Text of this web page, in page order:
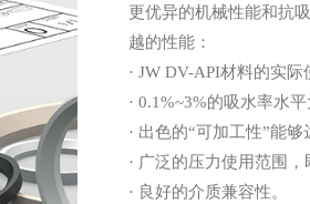
更优异的机械性能和抗
越的性能：
· JW DV-API材料的实
· 0.1%~3%的吸水率水
· 出色的“可加工性”能
· 广泛的压力使用范围
· 良好的介质兼容性。